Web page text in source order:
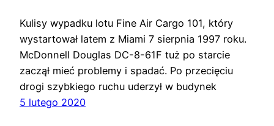
Kulisy wypadku lotu Fine Air Cargo 101, który
wystartował latem z Miami 7 sierpnia 1997 roku.
McDonnell Douglas DC-8-61F tuż po starcie
zaczął mieć problemy i spadać. Po przecięciu
drogi szybkiego ruchu uderzył w budynek
5 lutego 2020